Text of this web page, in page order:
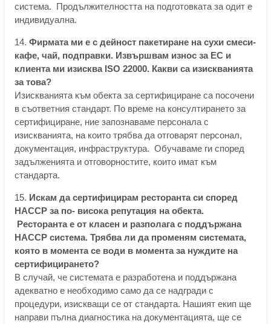
система. Продължителността на подготовката за одит е
индивидуална.
14. Фирмата ми е с дейност пакетиране на сухи смеси-
кафе, чай, подправки. Извършвам износ за ЕС и
клиента ми изисква ISO 22000. Какви са изискванията
за това?
Изискванията към обекта за сертифициране са посочени
в съответния стандарт. По време на консултирането за
сертифициране, ние запознаваме персонала с
изискванията, на които трябва да отговарят персонал,
документация, инфраструктура. Обучаваме ги според
задълженията и отговорностите, които имат към
стандарта.
15. Искам да сертифицирам ресторанта си според
HACCP за по- висока репутация на обекта.
Ресторанта е от класен и разполага с поддържана
HACCP система. Трябва ли да променям системата,
която в момента се води в момента за нуждите на
сертифицирането?
В случай, че системата е разработена и поддържана
адекватно е необходимо само да се надгради с
процедури, изискващи се от стандарта. Нашият екип ще
направи пълна диагностика на документацията, ще се